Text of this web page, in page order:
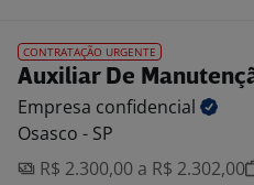
CONTRATAÇÃO URGENTE
Auxiliar De
Empresa confidencial
Osasco - SP
R$ 2.300,00 a R$ 2.302,00